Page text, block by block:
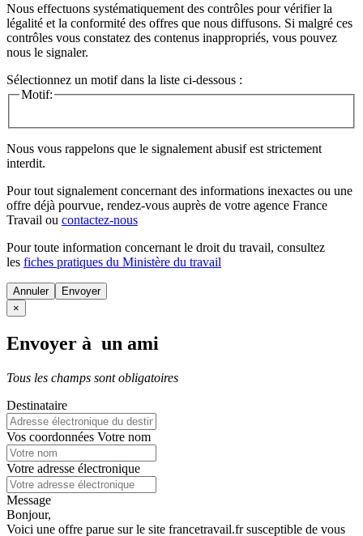
Nous effectuons systématiquement des contrôles pour vérifier la
légalité et la conformité des offres que nous diffusons. Si malgré ces
contrôles vous constatez des contenus inappropriés, vous pouvez
nous le signaler.
Sélectionnez un motif dans la liste ci-dessous :
Motif:
Nous vous rappelons que le signalement abusif est strictement
interdit.
Pour tout signalement concernant des informations inexactes ou une
offre déjà pourvue, rendez-vous auprès de votre agence France
Travail ou contactez-nous
Pour toute information concernant le droit du travail, consultez
les fiches pratiques du Ministère du travail
Annuler
×
Envoyer à un ami
Tous les champs sont obligatoires
Destinataire
Vos coordonnées Votre nom
Votre adresse électronique
Message
Bonjour,
Voici une offre parue sur le site francetravail.fr susceptible de vous